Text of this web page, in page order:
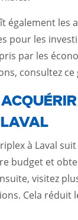
également les
pour les
par les
consultez
à Laval
budget et
visitez
Cela réduit